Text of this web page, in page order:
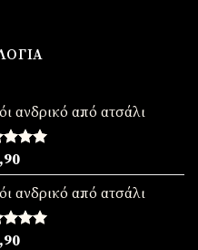
ανδρικό από ατσάλι
ανδρικό από ατσάλι